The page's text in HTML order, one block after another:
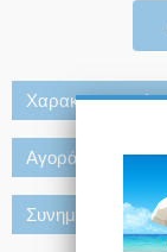
Χαρακτηριστικά
Αγοράστε μαζί
Συνημμένα